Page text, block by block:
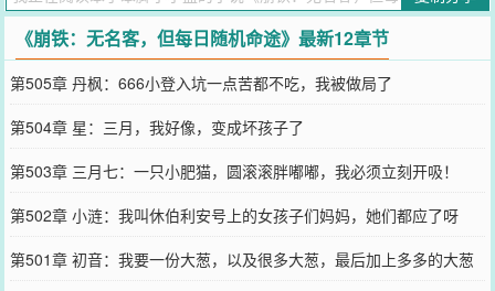
只有幸福美好中，没有痛苦和死亡就可以了！\n【智识-游焰】：可知
与不可知的边……（背后中刀）\n【同谐-游焰】：普世同谐，群星共
熠……\n并不是精神分裂，也不是系统，每天午夜12点之后准时切换
命途。
您要是觉得《崩铁：无名客，但每日随机命途》还不错的话请不要忘
记向您QQ群和微博微信里的朋友推荐哦！
《崩铁：无名客，但每日随机命途》最新12章节
第505章 丹枫：666小登入坑一点苦都不吃，我被做局了
第504章 星：三月，我好像，变成坏孩子了
第503章 三月七：一只小肥猫，圆滚滚胖嘟嘟，我必须立刻开吸！
第502章 小涟：我叫休伯利安号上的女孩子们妈妈，她们都应了呀
第501章 初音：我要一份大葱，以及很多大葱，最后加上多多的大葱